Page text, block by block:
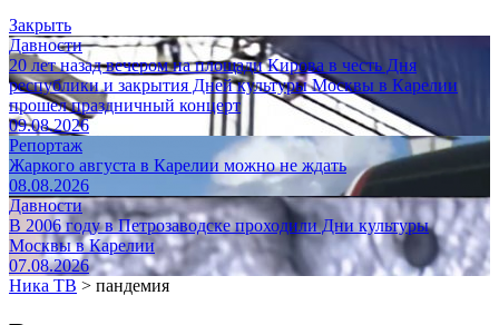
Закрыть
Давности
20 лет назад вечером на площади Кирова в честь Дня
республики и закрытия Дней культуры Москвы в Карелии
прошел праздничный концерт
09.08.2026
Репортаж
Жаркого августа в Карелии можно не ждать
08.08.2026
Давности
В 2006 году в Петрозаводске проходили Дни культуры
Москвы в Карелии
07.08.2026
Ника ТВ > пандемия